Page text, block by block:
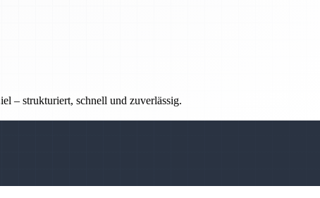
– strukturiert, schnell und zuverlässig.